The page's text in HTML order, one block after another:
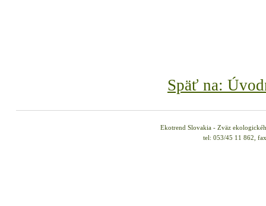
Späť na:
Ekotrend Slovakia - Zväz
tel: 053/45 11 862,